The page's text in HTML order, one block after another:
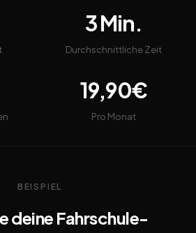
3 Min.
Durchschnittliche Zeit
19,90€
Pro Monat
BEISPIEL
deine Fahrschule-